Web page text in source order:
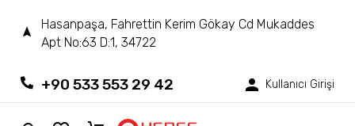
Hasanpaşa, Fahrettin Kerim Gökay Cd Mukaddes
Apt No:63 D:1, 34722
+90 533 553 29 42 Kullanıcı Girişi